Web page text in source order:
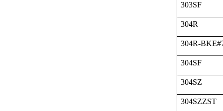
303SF
304R
304R-
304SF
304SZ
304SZZST